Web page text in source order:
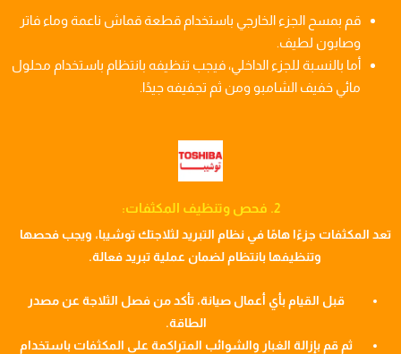
قم بمسح الجزء الخارجي باستخدام قطعة قماش ناعمة وماء فاتر
وصابون لطيف.
أما بالنسبة للجزء الداخلي، فيجب تنظيفه بانتظام باستخدام محلول
مائي خفيف الشامبو ومن ثم تجفيفه جيدًا.
2. فحص وتنظيف المكثفات:
تعد المكثفات جزءًا هامًا في نظام التبريد لثلاجتك توشيبا، ويجب فحصها
وتنظيفها بانتظام لضمان عملية تبريد فعالة.
قبل القيام بأي أعمال صيانة، تأكد من فصل الثلاجة عن مصدر
الطاقة.
ثم قم بإزالة الغبار والشوائب المتراكمة على المكثفات باستخدام